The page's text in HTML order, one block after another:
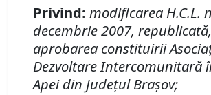
Privind: modificarea H.C.L.
decembrie 2007,
aprobarea constituirii
Dezvoltare Intercomunitară
Apei din Judeţul Braşov;